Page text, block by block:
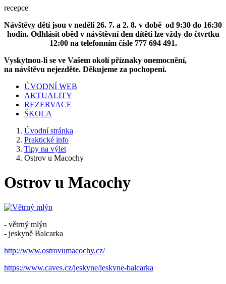
recepce
Návštěvy dětí jsou v neděli 26. 7. a 2. 8. v době od 9:30 do 16:30
hodin. Odhlásit oběd v návštěvní den dítěti lze vždy do čtvrtku
12:00 na telefonním čísle 777 694 491.
Vyskytnou-li se ve Vašem okolí příznaky onemocnění,
na návštěvu nejezděte. Děkujeme za pochopení.
ÚVODNÍ WEB
AKTUALITY
REZERVACE
ŠKOLA
Úvodní stránka
Praktické info
Tipy na výlet
Ostrov u Macochy
Ostrov u Macochy
- větrný mlýn
- jeskyně Balcarka
http://www.ostrovumacochy.cz/
https://www.caves.cz/jeskyne/jeskyne-balcarka